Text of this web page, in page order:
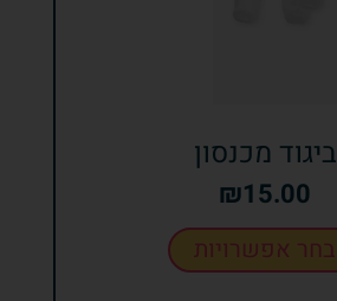
ביגוד מכנסון
₪15.00
בחר אפשרויות